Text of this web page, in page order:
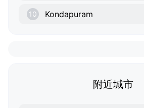
10 Kondapuram
附近城市